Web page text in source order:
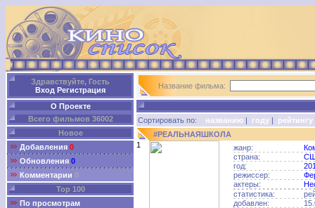
Здравствуйте, Гость
Вход Регистрация
О Проекте
Всего фильмов 36002
Новое
Добавления 0
Обновления 0
Комментарии 0
Top 100
По просмотрам
Название фильма:
Сортировать по: названию | году | рейтингу
#РЕАЛЬНАЯШКОЛА
1
жанр:
страна:
год:
режиссер:
актеры:
статистика:
добавлен: